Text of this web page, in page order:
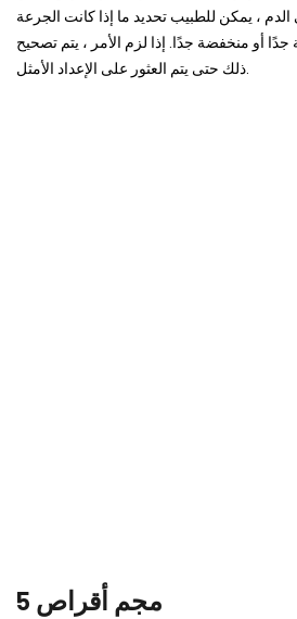
، يمكن للطبيب تحديد ما إذا كانت الجرعة
جدًا أو منخفضة جدًا. إذا لزم الأمر ، يتم تصحيح
5 مجم أقراص